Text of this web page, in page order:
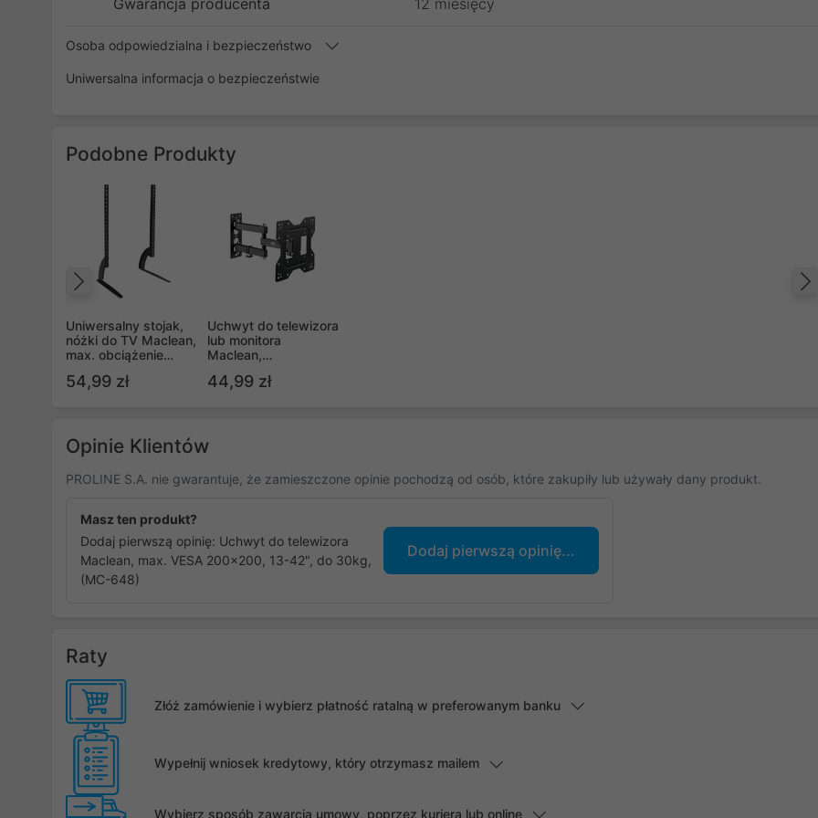
Gwarancja producenta 12 miesięcy
Osoba odpowiedzialna i bezpieczeństwo
Uniwersalna informacja o bezpieczeństwie
Podobne Produkty
Uniwersalny stojak,
nóżki do TV Maclean,
max. obciążenie
800x500, dla TV 32-
54,99 zł
Uchwyt do telewizora
lub monitora
Maclean,
VESA 200x200, 23-
44,99 zł
Poprzedni
Opinie Klientów
PROLINE S.A. nie gwarantuje, że zamieszczone opinie pochodzą od osób, które zakupiły lub używały dany produkt.
Masz ten produkt?
Dodaj pierwszą opinię: Uchwyt do telewizora
Maclean, max. VESA 200x200, 13-42", do 30kg,
(MC-648)
Dodaj pierwszą opinię...
Raty
Złóż zamówienie i wybierz płatność ratalną w preferowanym banku
Wypełnij wniosek kredytowy, który otrzymasz mailem
Wybierz sposób zawarcia umowy, poprzez kuriera lub online